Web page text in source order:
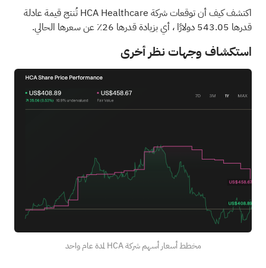
اكتشف كيف أن توقعات شركة HCA Healthcare تُنتج قيمة عادلة
قدرها 543.05 دولارًا
، أي بزيادة قدرها 26٪ عن سعرها الحالي.
استكشاف وجهات نظر أخرى
مخطط أسعار أسهم شركة HCA لمدة عام واحد